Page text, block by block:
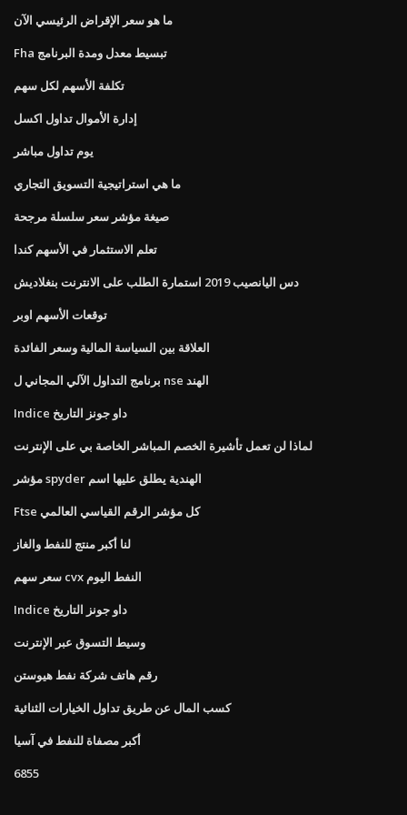
ما هو سعر الإقراض الرئيسي الآن
Fha تبسيط معدل ومدة البرنامج
تكلفة الأسهم لكل سهم
إدارة الأموال تداول اكسل
يوم تداول مباشر
ما هي استراتيجية التسويق التجاري
صيغة مؤشر سعر سلسلة مرجحة
تعلم الاستثمار في الأسهم كندا
دس اليانصيب 2019 استمارة الطلب على الانترنت بنغلاديش
توقعات الأسهم اوبر
العلاقة بين السياسة المالية وسعر الفائدة
برنامج التداول الآلي المجاني ل nse الهند
Indice داو جونز التاريخ
لماذا لن تعمل تأشيرة الخصم المباشر الخاصة بي على الإنترنت
مؤشر spyder الهندية يطلق عليها اسم
Ftse كل مؤشر الرقم القياسي العالمي
لنا أكبر منتج للنفط والغاز
سعر سهم cvx النفط اليوم
Indice داو جونز التاريخ
وسيط التسوق عبر الإنترنت
رقم هاتف شركة نفط هيوستن
كسب المال عن طريق تداول الخيارات الثنائية
أكبر مصفاة للنفط في آسيا
6855